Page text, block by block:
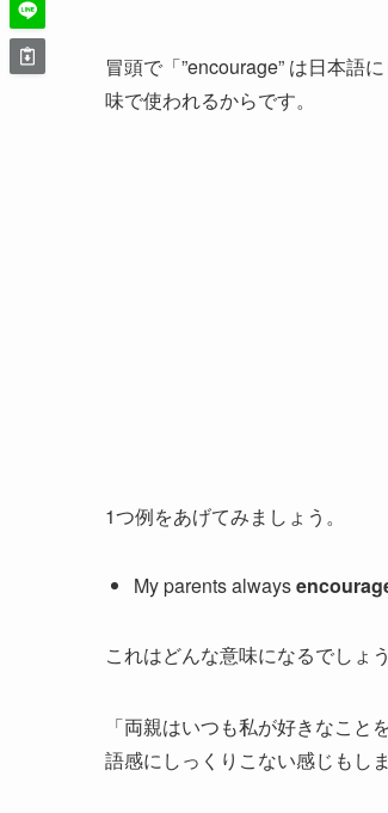
冒頭で「”encourage” は日本語
味で使われるからです。
1つ例をあげてみましょう。
My parents always
これはどんな意味になるでしょ
「両親はいつも私が好きなこ
語感にしっくりこない感じもしま